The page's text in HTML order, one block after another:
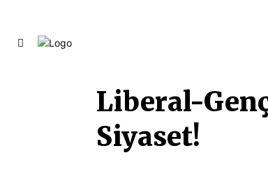
Liberal-
Siyaset!